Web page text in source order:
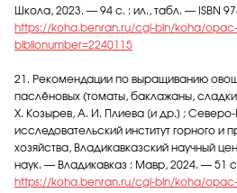
Школа, 2023. — 94 с. : ил., табл. — ISBN
https://koha.benran.ru/cgi-bin/koha/
biblionumber=2240115
21. Рекомендации по выращиванию
паслёновых (томаты, баклажаны,
Х. Козырев, А. И. Плиева [и др.] ; Северо-
исследовательский институт горного и
хозяйства, Владикавказский научный
наук. — Владикавказ : Мавр, 2024. — 51
https://koha.benran.ru/cgi-bin/koha/